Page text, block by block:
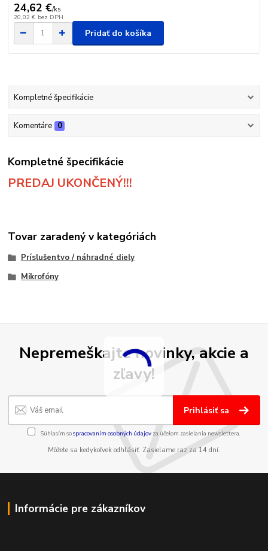
24,62 €/ks
20,02 € bez DPH
Pridať do košíka
Kompletné špecifikácie
Komentáre 0
Kompletné špecifikácie
PREDAJ UKONČENÝ!!!
Tovar zaradený v kategóriách
Príslušentvo / náhradné diely
Mikrofóny
Nepremeškajte novinky, akcie a
zľavy!
Prihlásiť sa
Súhlasím sospracovaním osobných údajov za účelom zasielania newslettera.
Môžete sa kedykoľvek odhlásiť. Zasielame raz za 14 dní.
Informácie pre zákazníkov